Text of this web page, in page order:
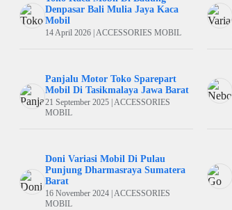
Denpasar Bali Mulia Jaya Kaca
Mobil
14 April 2026 | ACCESSORIES MOBIL
Panjalu Motor Toko Sparepart
Mobil Di Tasikmalaya Jawa Barat
21 September 2025 | ACCESSORIES
MOBIL
Doni Variasi Mobil Di Pulau
Punjung Dharmasraya Sumatera
Barat
16 November 2024 | ACCESSORIES
MOBIL